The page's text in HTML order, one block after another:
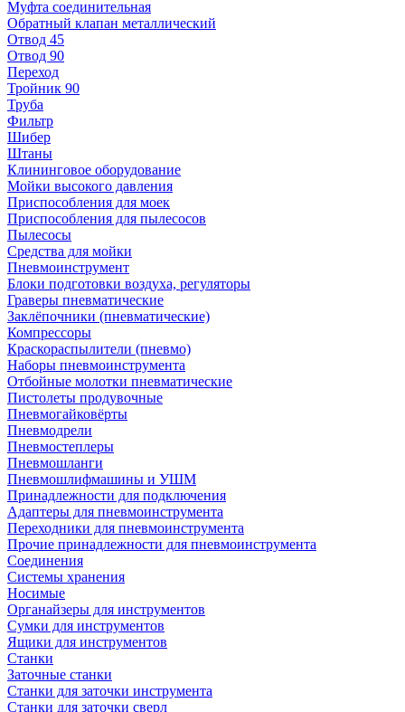
Муфта соединительная
Обратный клапан металлический
Отвод 45
Отвод 90
Переход
Тройник 90
Труба
Фильтр
Шибер
Штаны
Клининговое оборудование
Мойки высокого давления
Приспособления для моек
Приспособления для пылесосов
Пылесосы
Средства для мойки
Пневмоинструмент
Блоки подготовки воздуха, регуляторы
Граверы пневматические
Заклёпочники (пневматические)
Компрессоры
Краскораспылители (пневмо)
Наборы пневмоинструмента
Отбойные молотки пневматические
Пистолеты продувочные
Пневмогайковёрты
Пневмодрели
Пневмостеплеры
Пневмошланги
Пневмошлифмашины и УШМ
Принадлежности для подключения
Адаптеры для пневмоинструмента
Переходники для пневмоинструмента
Прочие принадлежности для пневмоинструмента
Соединения
Системы хранения
Носимые
Органайзеры для инструментов
Сумки для инструментов
Ящики для инструментов
Станки
Заточные станки
Станки для заточки инструмента
Станки для заточки сверл